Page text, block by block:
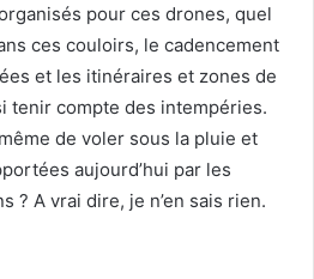
pour ces drones, quel
ces couloirs, le cadencement
et les itinéraires et zones de
tenir compte des intempéries.
de voler sous la pluie et
aujourd’hui par les
? A vrai dire, je n’en sais rien.